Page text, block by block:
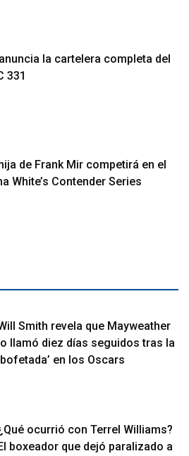
la cartelera completa del
331
de Frank Mir competirá en el
White’s Contender Series
Smith revela que Mayweather
llamó diez días seguidos tras la
en los Oscars
ocurrió con Terrel Williams?
boxeador que dejó paralizado a